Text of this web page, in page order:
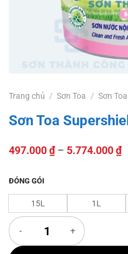
Trang chủ / Sơn Toa / Sơn
Sơn Toa
497.000₫– 5.774.000₫
ĐÓNG GÓI
15L 1L
Sơn Toa Supershield Duraclean